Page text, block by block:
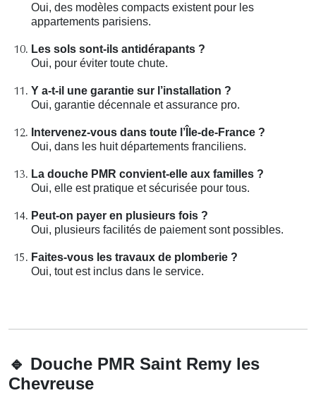
Oui, des modèles compacts existent pour les
appartements parisiens.
Les sols sont-ils antidérapants ?
Oui, pour éviter toute chute.
Y a-t-il une garantie sur l’installation ?
Oui, garantie décennale et assurance pro.
Intervenez-vous dans toute l’Île-de-France ?
Oui, dans les huit départements franciliens.
La douche PMR convient-elle aux familles ?
Oui, elle est pratique et sécurisée pour tous.
Peut-on payer en plusieurs fois ?
Oui, plusieurs facilités de paiement sont possibles.
Faites-vous les travaux de plomberie ?
Oui, tout est inclus dans le service.
🔹 Douche PMR Saint Remy les
Chevreuse